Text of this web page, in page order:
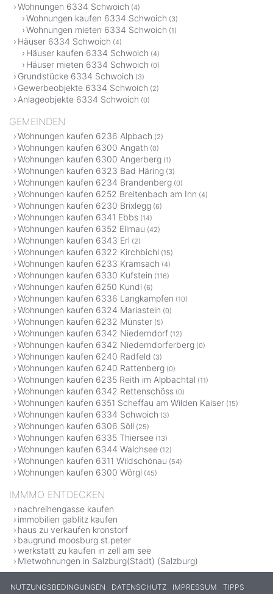
Wohnungen 6334 Schwoich (4)
Wohnungen kaufen 6334 Schwoich (3)
Wohnungen mieten 6334 Schwoich (1)
Häuser 6334 Schwoich (4)
Häuser kaufen 6334 Schwoich (4)
Häuser mieten 6334 Schwoich (0)
Grundstücke 6334 Schwoich (3)
Gewerbeobjekte 6334 Schwoich (2)
Anlageobjekte 6334 Schwoich (0)
GEMEINDEN
Wohnungen kaufen 6236 Alpbach (2)
Wohnungen kaufen 6300 Angath (0)
Wohnungen kaufen 6300 Angerberg (1)
Wohnungen kaufen 6323 Bad Häring (3)
Wohnungen kaufen 6234 Brandenberg (0)
Wohnungen kaufen 6252 Breitenbach am Inn (4)
Wohnungen kaufen 6230 Brixlegg (6)
Wohnungen kaufen 6341 Ebbs (14)
Wohnungen kaufen 6352 Ellmau (42)
Wohnungen kaufen 6343 Erl (2)
Wohnungen kaufen 6322 Kirchbichl (15)
Wohnungen kaufen 6233 Kramsach (4)
Wohnungen kaufen 6330 Kufstein (116)
Wohnungen kaufen 6250 Kundl (6)
Wohnungen kaufen 6336 Langkampfen (10)
Wohnungen kaufen 6324 Mariastein (0)
Wohnungen kaufen 6232 Münster (5)
Wohnungen kaufen 6342 Niederndorf (12)
Wohnungen kaufen 6342 Niederndorferberg (0)
Wohnungen kaufen 6240 Radfeld (3)
Wohnungen kaufen 6240 Rattenberg (0)
Wohnungen kaufen 6235 Reith im Alpbachtal (11)
Wohnungen kaufen 6342 Rettenschöss (0)
Wohnungen kaufen 6351 Scheffau am Wilden Kaiser (15)
Wohnungen kaufen 6334 Schwoich (3)
Wohnungen kaufen 6306 Söll (25)
Wohnungen kaufen 6335 Thiersee (13)
Wohnungen kaufen 6344 Walchsee (12)
Wohnungen kaufen 6311 Wildschönau (54)
Wohnungen kaufen 6300 Wörgl (45)
IMMMO ENTDECKEN
nachreihengasse kaufen
immobilien gablitz kaufen
haus zu verkaufen kronstorf
baugrund moosburg st.peter
werkstatt zu kaufen in zell am see
Mietwohnungen in Salzburg(Stadt) (Salzburg)
NUTZUNGSBEDINGUNGEN DATENSCHUTZ IMPRESSUM TIPPS